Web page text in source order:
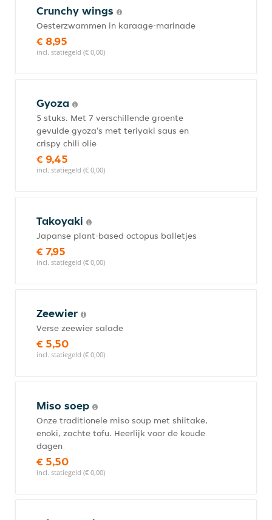
Crunchy wings
Oesterzwammen in karaage-marinade
€ 8,95
incl. statiegeld (€ 0,00)
Gyoza
5 stuks. Met 7 verschillende groente
gevulde gyoza's met teriyaki saus en
crispy chili olie
€ 9,45
incl. statiegeld (€ 0,00)
Takoyaki
Japanse plant-based octopus balletjes
€ 7,95
incl. statiegeld (€ 0,00)
Zeewier
Verse zeewier salade
€ 5,50
incl. statiegeld (€ 0,00)
Miso soep
Onze traditionele miso soup met shiitake,
enoki, zachte tofu. Heerlijk voor de koude
dagen
€ 5,50
incl. statiegeld (€ 0,00)